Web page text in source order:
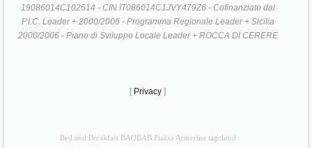
19086014C102614 - CIN IT086014C1JVY479Z6 - Cofinanziato dal
P.I.C. Leader + 2000/2006 - Programma Regionale Leader + Sicilia
2000/2006 - Piano di Sviluppo Locale Leader + ROCCA DI CERERE
[ Privacy ]
Bed and Breakfast BAOBAB Piazza Armerina tagcloud